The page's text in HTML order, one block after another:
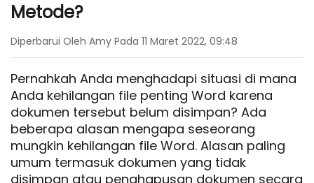
Metode?
Diperbarui Oleh Amy Pada 11 Maret 2022, 09:48
Pernahkah Anda menghadapi situasi di mana
Anda kehilangan file penting Word karena
dokumen tersebut belum disimpan? Ada
beberapa alasan mengapa seseorang
mungkin kehilangan file Word. Alasan paling
umum termasuk dokumen yang tidak
disimpan atau penghapusan dokumen secara